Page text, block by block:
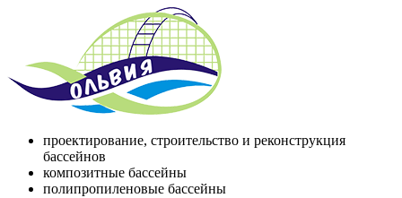
проектирование, строительство и реконструкция
бассейнов
композитные бассейны
полипропиленовые бассейны